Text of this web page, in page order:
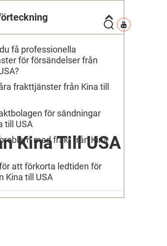
Kina Till USA
få professionella
för försändelser från
frakttjänster från Kina till
för sändningar
till USA
med frakt från Kina
att förkorta ledtiden för
Kina till USA